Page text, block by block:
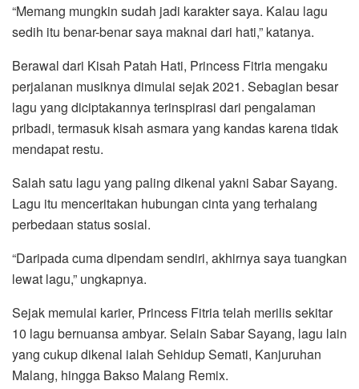
“Memang mungkin sudah jadi karakter saya. Kalau lagu
sedih itu benar-benar saya maknai dari hati,” katanya.
Berawal dari Kisah Patah Hati, Princess Fitria mengaku
perjalanan musiknya dimulai sejak 2021. Sebagian besar
lagu yang diciptakannya terinspirasi dari pengalaman
pribadi, termasuk kisah asmara yang kandas karena tidak
mendapat restu.
Salah satu lagu yang paling dikenal yakni Sabar Sayang.
Lagu itu menceritakan hubungan cinta yang terhalang
perbedaan status sosial.
“Daripada cuma dipendam sendiri, akhirnya saya tuangkan
lewat lagu,” ungkapnya.
Sejak memulai karier, Princess Fitria telah merilis sekitar
10 lagu bernuansa ambyar. Selain Sabar Sayang, lagu lain
yang cukup dikenal ialah Sehidup Semati, Kanjuruhan
Malang, hingga Bakso Malang Remix.